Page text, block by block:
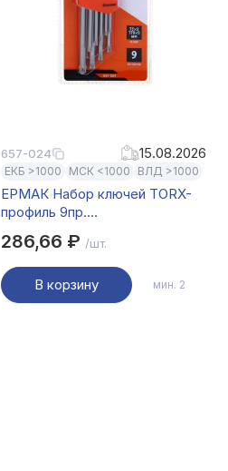
657-024 15.08.2026
ЕКБ >1000 МСК <1000 ВЛД >1000
ЕРМАК Набор ключей TORX-
профиль 9пр.
286,66 ₽/шт.
В корзину мин. 2